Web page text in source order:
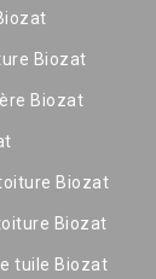
Biozat
Biozat
Biozat
Biozat
tuile Biozat